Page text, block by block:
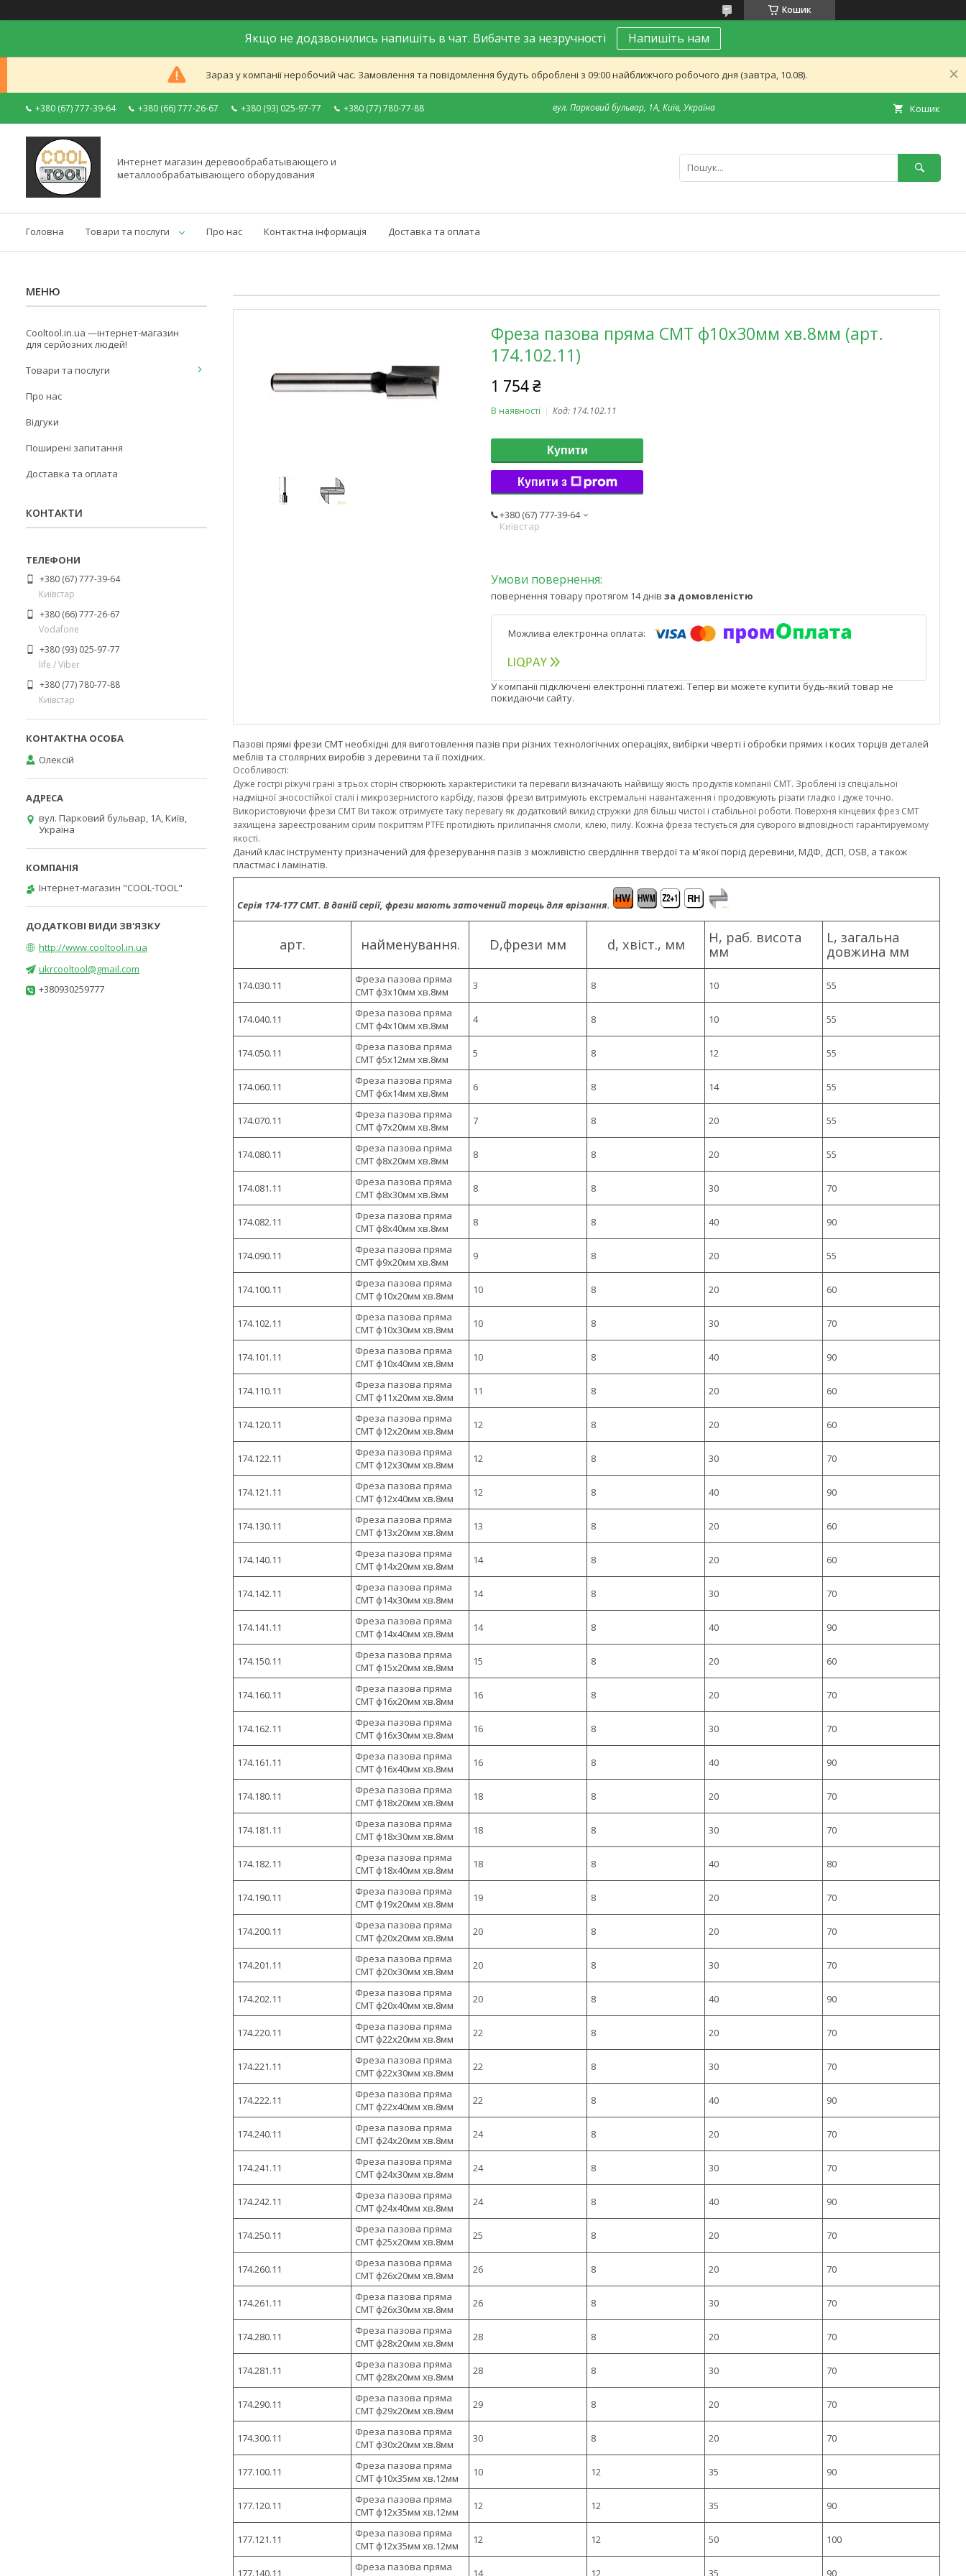
Кошик
Якщо не додзвонились напишіть в чат. Вибачте за незручності Напишіть нам
Зараз у компанії неробочий час. Замовлення та повідомлення будуть оброблені з 09:00 найближчого робочого дня (завтра, 10.08).
+380 (67) 777-39-64 +380 (66) 777-26-67 +380 (93) 025-97-77 +380 (77) 780-77-88 вул. Парковий бульвар, 1А, Київ, Україна Кошик
Интернет магазин деревообрабатывающего и
металлообрабатывающего оборудования
Головна Товари та послуги Про нас Контактна інформація Доставка та оплата
Фреза пазова пряма CMT ф10х30мм хв.8мм (арт.
174.102.11)
1 754 ₴
В наявності Код: 174.102.11
Купити
Купити з
+380 (67) 777-39-64
Київстар
повернення товару протягом 14 днів за домовленістю
У компанії підключені електронні платежі. Тепер ви можете купити будь-який товар не
покидаючи сайту.
Пазові прямі фрези CMT необхідні для виготовлення пазів при різних технологічних операціях, вибірки чверті і обробки прямих і косих торців деталей
меблів та столярних виробів з деревини та її похідних.
Особливості:
Дуже гострі ріжучі грані з трьох сторін створюють характеристики та переваги визначають найвищу якість продуктів компанії CMT. Зроблені із спеціальної
надміцної зносостійкої сталі і микрозернистого карбіду, пазові фрези витримують екстремальні навантаження і продовжують різати гладко і дуже точно.
Використовуючи фрези CMT Ви також отримуєте таку перевагу як додатковий викид стружки для більш чистої і стабільної роботи. Поверхня кінцевих фрез CMT
захищена зареєстрованим сірим покриттям PTFE протидіють прилипання смоли, клею, пилу. Кожна фреза тестується для суворого відповідності гарантируемому
якості.
Даний клас інструменту призначений для фрезерування пазів з можливістю свердління твердої та м'якої порід деревини, МДФ, ДСП, OSB, а також
пластмас і ламінатів.
Серія 174-177 CMT. В даній серії, фрези мають заточений торець для врізання.
арт. найменування. D,фрези мм d, хвіст., мм
H, раб. висота
мм
L, загальна
довжина мм
174.030.11
Фреза пазова пряма
CMT ф3х10мм хв.8мм
3 8 10 55
174.040.11
Фреза пазова пряма
CMT ф4х10мм хв.8мм
4 8 10 55
174.050.11
Фреза пазова пряма
CMT ф5х12мм хв.8мм
5 8 12 55
174.060.11
Фреза пазова пряма
CMT ф6х14мм хв.8мм
6 8 14 55
174.070.11
Фреза пазова пряма
CMT ф7х20мм хв.8мм
7 8 20 55
174.080.11
Фреза пазова пряма
CMT ф8х20мм хв.8мм
8 8 20 55
174.081.11
Фреза пазова пряма
CMT ф8х30мм хв.8мм
8 8 30 70
174.082.11
Фреза пазова пряма
CMT ф8х40мм хв.8мм
8 8 40 90
174.090.11
Фреза пазова пряма
CMT ф9х20мм хв.8мм
9 8 20 55
174.100.11
Фреза пазова пряма
CMT ф10х20мм хв.8мм
10 8 20 60
174.102.11
Фреза пазова пряма
CMT ф10х30мм хв.8мм
10 8 30 70
174.101.11
Фреза пазова пряма
CMT ф10х40мм хв.8мм
10 8 40 90
174.110.11
Фреза пазова пряма
CMT ф11х20мм хв.8мм
11 8 20 60
174.120.11
Фреза пазова пряма
CMT ф12х20мм хв.8мм
12 8 20 60
174.122.11
Фреза пазова пряма
CMT ф12х30мм хв.8мм
12 8 30 70
174.121.11
Фреза пазова пряма
CMT ф12х40мм хв.8мм
12 8 40 90
174.130.11
Фреза пазова пряма
CMT ф13х20мм хв.8мм
13 8 20 60
174.140.11
Фреза пазова пряма
CMT ф14х20мм хв.8мм
14 8 20 60
174.142.11
Фреза пазова пряма
CMT ф14х30мм хв.8мм
14 8 30 70
174.141.11
Фреза пазова пряма
CMT ф14х40мм хв.8мм
14 8 40 90
174.150.11
Фреза пазова пряма
CMT ф15х20мм хв.8мм
15 8 20 60
174.160.11
Фреза пазова пряма
CMT ф16х20мм хв.8мм
16 8 20 70
174.162.11
Фреза пазова пряма
CMT ф16х30мм хв.8мм
16 8 30 70
174.161.11
Фреза пазова пряма
CMT ф16х40мм хв.8мм
16 8 40 90
174.180.11
Фреза пазова пряма
CMT ф18х20мм хв.8мм
18 8 20 70
174.181.11
Фреза пазова пряма
CMT ф18х30мм хв.8мм
18 8 30 70
174.182.11
Фреза пазова пряма
CMT ф18х40мм хв.8мм
18 8 40 80
174.190.11
Фреза пазова пряма
CMT ф19х20мм хв.8мм
19 8 20 70
174.200.11
Фреза пазова пряма
CMT ф20х20мм хв.8мм
20 8 20 70
174.201.11
Фреза пазова пряма
CMT ф20х30мм хв.8мм
20 8 30 70
174.202.11
Фреза пазова пряма
CMT ф20х40мм хв.8мм
20 8 40 90
174.220.11
Фреза пазова пряма
CMT ф22х20мм хв.8мм
22 8 20 70
174.221.11
Фреза пазова пряма
CMT ф22х30мм хв.8мм
22 8 30 70
174.222.11
Фреза пазова пряма
CMT ф22х40мм хв.8мм
22 8 40 90
174.240.11
Фреза пазова пряма
CMT ф24х20мм хв.8мм
24 8 20 70
174.241.11
Фреза пазова пряма
CMT ф24х30мм хв.8мм
24 8 30 70
174.242.11
Фреза пазова пряма
CMT ф24х40мм хв.8мм
24 8 40 90
174.250.11
Фреза пазова пряма
CMT ф25х20мм хв.8мм
25 8 20 70
174.260.11
Фреза пазова пряма
CMT ф26х20мм хв.8мм
26 8 20 70
174.261.11
Фреза пазова пряма
CMT ф26х30мм хв.8мм
26 8 30 70
174.280.11
Фреза пазова пряма
CMT ф28х20мм хв.8мм
28 8 20 70
174.281.11
Фреза пазова пряма
CMT ф28х20мм хв.8мм
28 8 30 70
174.290.11
Фреза пазова пряма
CMT ф29х20мм хв.8мм
29 8 20 70
174.300.11
Фреза пазова пряма
CMT ф30х20мм хв.8мм
30 8 20 70
177.100.11
Фреза пазова пряма
CMT ф10х35мм хв.12мм
10 12 35 90
177.120.11
Фреза пазова пряма
CMT ф12х35мм хв.12мм
12 12 35 90
177.121.11
Фреза пазова пряма
CMT ф12х35мм хв.12мм
12 12 50 100
177.140.11
Фреза пазова пряма
14 12 35 90
Cooltool.in.ua —інтернет-магазин
для серйозних людей!
Товари та послуги
Про нас
Відгуки
Поширені запитання
Доставка та оплата
КОНТАКТИ
+380 (67) 777-39-64
Київстар
+380 (66) 777-26-67
Vodafone
+380 (93) 025-97-77
life / Viber
+380 (77) 780-77-88
Київстар
Олексій
вул. Парковий бульвар, 1А, Київ,
Україна
Інтернет-магазин "COOL-TOOL"
http://www.cooltool.in.ua
ukrcooltool@gmail.com
+380930259777